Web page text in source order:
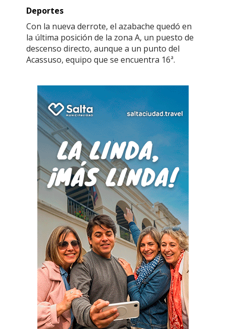
Deportes
Con la nueva derrote, el azabache quedó en
la última posición de la zona A, un puesto de
descenso directo, aunque a un punto del
Acassuso, equipo que se encuentra 16ª.